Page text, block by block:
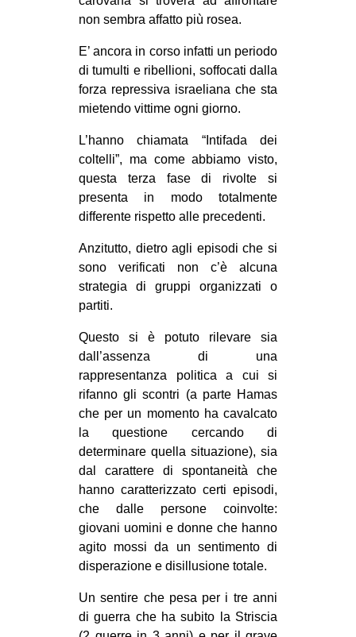
non sembra affatto più rosea.
E’ ancora in corso infatti un periodo
di tumulti e ribellioni, soffocati dalla
forza repressiva israeliana che sta
mietendo vittime ogni giorno.
L’hanno chiamata “Intifada dei
coltelli”, ma come abbiamo visto,
questa terza fase di rivolte si
presenta in modo totalmente
differente rispetto alle precedenti.
Anzitutto, dietro agli episodi che si
sono verificati non c’è alcuna
strategia di gruppi organizzati o
partiti.
Questo si è potuto rilevare sia
dall’assenza di una
rappresentanza politica a cui si
rifanno gli scontri (a parte Hamas
che per un momento ha cavalcato
la questione cercando di
determinare quella situazione), sia
dal carattere di spontaneità che
hanno caratterizzato certi episodi,
che dalle persone coinvolte:
giovani uomini e donne che hanno
agito mossi da un sentimento di
disperazione e disillusione totale.
Un sentire che pesa per i tre anni
di guerra che ha subito la Striscia